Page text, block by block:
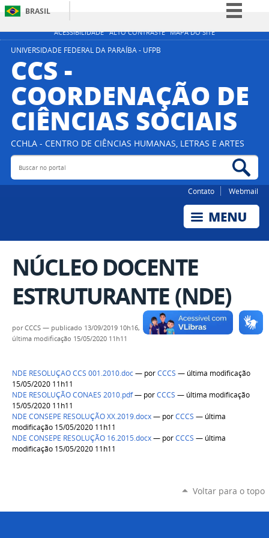
ACESSIBILIDADE ALTO CONTRASTE MAPA DO SITE
BRASIL
Simplifique!
Acesso à informação
Legislação
Canais
UNIVERSIDADE FEDERAL DA PARAÍBA - UFPB
CCS -
COORDENAÇÃO DE
CIÊNCIAS SOCIAIS
CCHLA - CENTRO DE CIÊNCIAS HUMANAS, LETRAS E ARTES
Buscar no portal
Contato Webmail
NÚCLEO DOCENTE
ESTRUTURANTE (NDE)
porCCCS — publicado 13/09/2019 10h16,
última modificação 15/05/2020 11h11
NDE RESOLUÇAO CCS 001.2010.doc— porCCCS — última modificação
15/05/2020 11h11
NDE RESOLUÇÃO CONAES 2010.pdf— porCCCS — última modificação
15/05/2020 11h11
NDE CONSEPE RESOLUÇÃO XX.2019.docx— porCCCS — última
modificação 15/05/2020 11h11
NDE CONSEPE RESOLUÇÃO 16.2015.docx— porCCCS — última
modificação 15/05/2020 11h11
Voltar para o topo